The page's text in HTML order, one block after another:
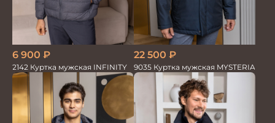
6 900 ₽
2142 Куртка мужская INFINITY
22 500 ₽
9035 Куртка мужская MYSTERIA